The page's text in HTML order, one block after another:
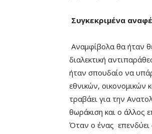
Συγκεκριμένα
Αναμφίβολα θα ήταν
διαλεκτική
ήταν σπουδαίο να
εθνικών, οικονομικών
τραβάει για την
θωράκιση και ο άλλος
Όταν ο ένας επενδύει